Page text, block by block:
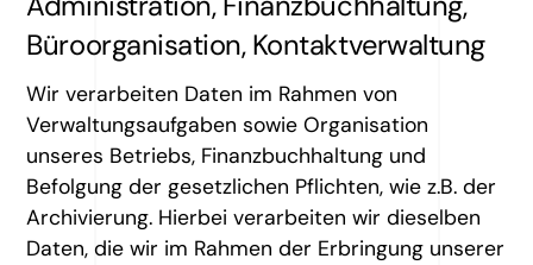
Büroorganisation, Kontaktverwaltung
Wir verarbeiten Daten im Rahmen von
Verwaltungsaufgaben sowie Organisation
unseres Betriebs, Finanzbuchhaltung und
Befolgung der gesetzlichen Pflichten, wie z.B. der
Archivierung. Hierbei verarbeiten wir dieselben
Daten, die wir im Rahmen der Erbringung unserer